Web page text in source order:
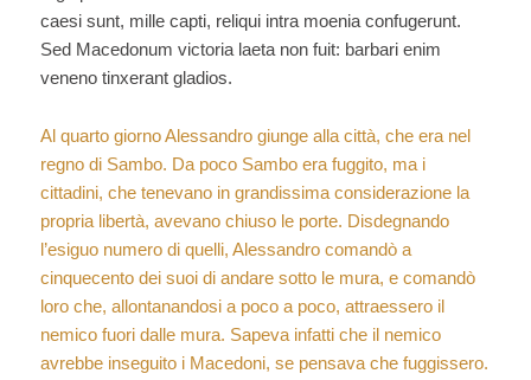
caesi sunt, mille capti, reliqui intra moenia confugerunt.
Sed Macedonum victoria laeta non fuit: barbari enim
veneno tinxerant gladios.
Al quarto giorno Alessandro giunge alla città, che era nel
regno di Sambo. Da poco Sambo era fuggito, ma i
cittadini, che tenevano in grandissima considerazione la
propria libertà, avevano chiuso le porte. Disdegnando
l’esiguo numero di quelli, Alessandro comandò a
cinquecento dei suoi di andare sotto le mura, e comandò
loro che, allontanandosi a poco a poco, attraessero il
nemico fuori dalle mura. Sapeva infatti che il nemico
avrebbe inseguito i Macedoni, se pensava che fuggissero.